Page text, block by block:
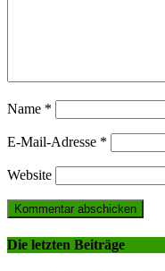
Name *
E-Mail-Adresse *
Website
Die letzten Beiträge